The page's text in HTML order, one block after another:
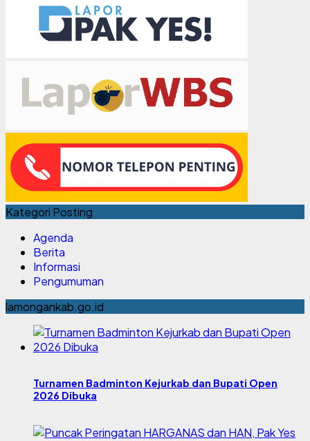
Kategori Posting
Agenda
Berita
Informasi
Pengumuman
lamongankab.go.id
Turnamen Badminton Kejurkab dan Bupati Open
2026 Dibuka